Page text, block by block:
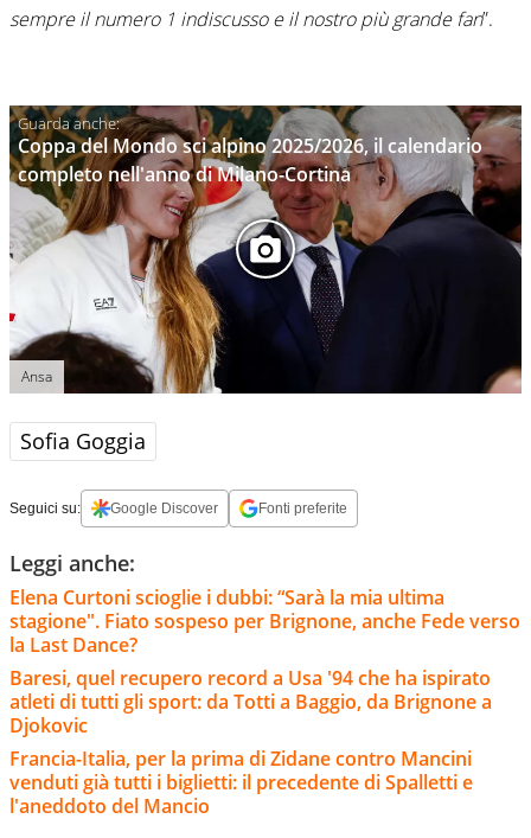
sempre il numero 1 indiscusso e il nostro più grande fan”.
Coppa del Mondo sci alpino 2025/2026, il calendario
completo nell'anno di Milano-Cortina
Ansa
Sofia Goggia
Seguici su: Google Discover Fonti preferite
Leggi anche:
Elena Curtoni scioglie i dubbi: “Sarà la mia ultima
stagione". Fiato sospeso per Brignone, anche Fede verso
la Last Dance?
Baresi, quel recupero record a Usa '94 che ha ispirato
atleti di tutti gli sport: da Totti a Baggio, da Brignone a
Djokovic
Francia-Italia, per la prima di Zidane contro Mancini
venduti già tutti i biglietti: il precedente di Spalletti e
l'aneddoto del Mancio